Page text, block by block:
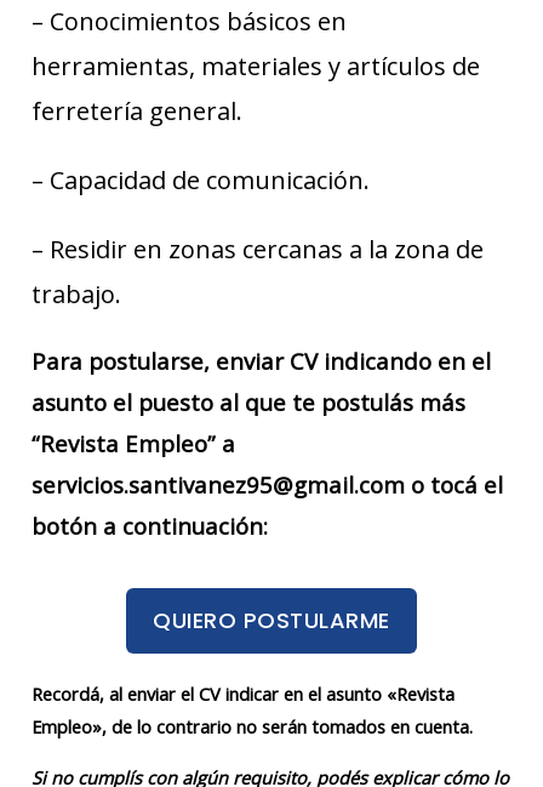
– Conocimientos básicos en
herramientas, materiales y artículos de
ferretería general.
– Capacidad de comunicación.
– Residir en zonas cercanas a la zona de
trabajo.
Para postularse, enviar CV indicando en el
asunto el puesto al que te postulás más
“Revista Empleo” a
servicios.santivanez95@gmail.com o tocá el
botón a continuación:
QUIERO POSTULARME
Recordá, al enviar el CV indicar en el asunto «Revista
Empleo», de lo contrario no serán tomados en cuenta.
Si no cumplís con algún requisito, podés explicar cómo lo